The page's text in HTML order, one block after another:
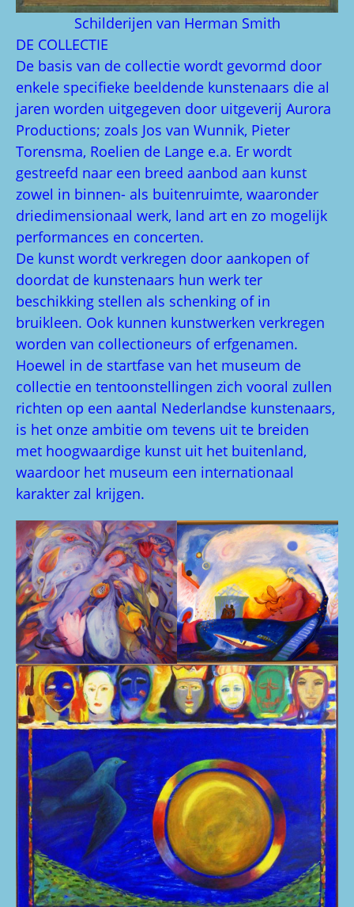
Schilderijen van Herman Smith
DE COLLECTIE
De basis van de collectie wordt gevormd door
enkele specifieke beeldende kunstenaars die al
jaren worden uitgegeven door uitgeverij Aurora
Productions; zoals Jos van Wunnik, Pieter
Torensma, Roelien de Lange e.a. Er wordt
gestreefd naar een breed aanbod aan kunst
zowel in binnen- als buitenruimte, waaronder
driedimensionaal werk, land art en zo mogelijk
performances en concerten.
De kunst wordt verkregen door aankopen of
doordat de kunstenaars hun werk ter
beschikking stellen als schenking of in
bruikleen. Ook kunnen kunstwerken verkregen
worden van collectioneurs of erfgenamen.
Hoewel in de startfase van het museum de
collectie en tentoonstellingen zich vooral zullen
richten op een aantal Nederlandse kunstenaars,
is het onze ambitie om tevens uit te breiden
met hoogwaardige kunst uit het buitenland,
waardoor het museum een internationaal
karakter zal krijgen.